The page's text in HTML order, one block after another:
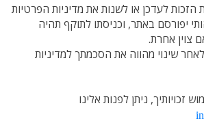
הזכות לעדכן או לשנות את מדיניות הפרטיות
יפורסם באתר, וכניסתו לתוקף תהיה
צוין אחרת.
שינוי מהווה את הסכמתך למדיניות
זכויותיך, ניתן לפנות אלינו